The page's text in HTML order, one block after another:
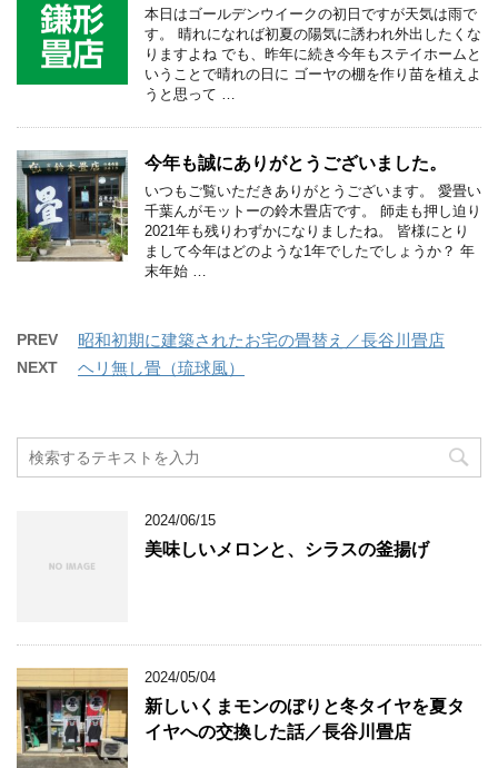
本日はゴールデンウイークの初日ですが天気は雨で
す。 晴れになれば初夏の陽気に誘われ外出したくな
りますよね でも、昨年に続き今年もステイホームと
いうことで晴れの日に ゴーヤの棚を作り苗を植えよ
うと思って …
今年も誠にありがとうございました。
いつもご覧いただきありがとうございます。 愛畳い
千葉んがモットーの鈴木畳店です。 師走も押し迫り
2021年も残りわずかになりましたね。 皆様にとり
まして今年はどのような1年でしたでしょうか？ 年
末年始 …
PREV 昭和初期に建築されたお宅の畳替え／長谷川畳店
NEXT ヘリ無し畳（琉球風）
2024/06/15
美味しいメロンと、シラスの釜揚げ
2024/05/04
新しいくまモンのぼりと冬タイヤを夏タ
イヤへの交換した話／長谷川畳店